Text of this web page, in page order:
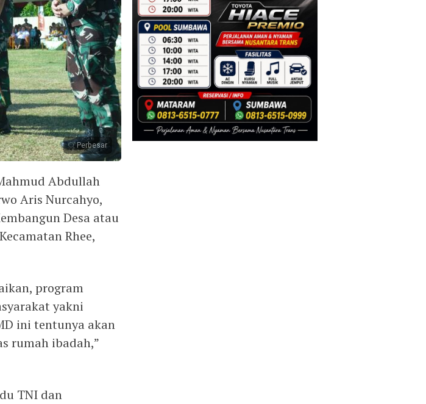
Perbesar
Abdullah
Aris Nurcahyo,
Desa atau
Rhee,
program
yakni
ini tentunya akan
rumah ibadah,”
TNI dan